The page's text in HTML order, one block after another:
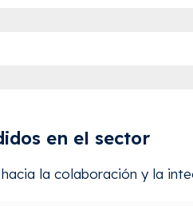
en el sector
la colaboración y la